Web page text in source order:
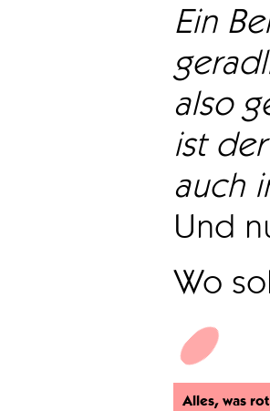
Ein
also
ist
auch
Und
Wo
Alles, was